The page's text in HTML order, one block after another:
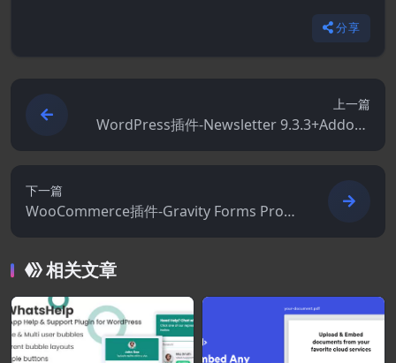
分享
上一篇
WordPress插件-Newsletter 9.3.3+Addons
-WordPress的Newsletter插件
下一篇
WooCommerce插件-Gravity Forms Prod
uct Add-ons for WooCommerce 3.7.11
相关文章